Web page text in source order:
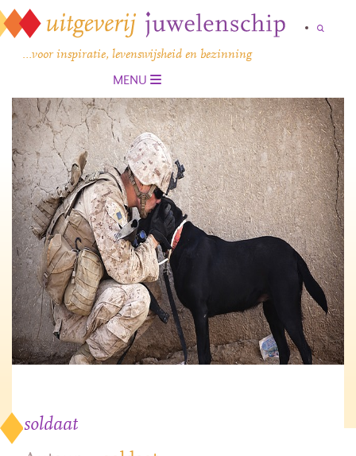
…voor inspiratie, levenswijsheid en bezinning
MENU
soldaat